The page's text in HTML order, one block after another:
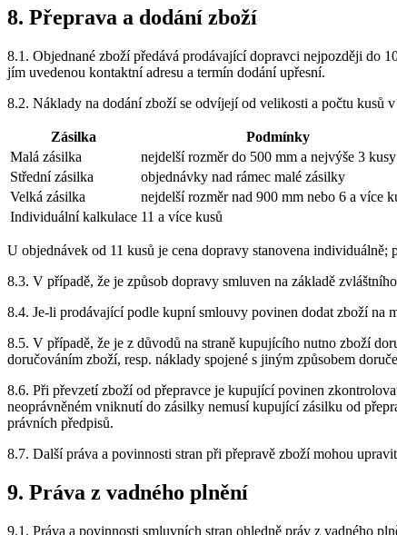
8. Přeprava a dodání zboží
8.1. Objednané zboží předává prodávající dopravci nejpozději do
jím uvedenou kontaktní adresu a termín dodání upřesní.
8.2. Náklady na dodání zboží se odvíjejí od velikosti a počtu kusů
Zásilka Podmínky
Malá zásilka
nejdelší rozměr do 500 mm a nejvýše 3 kusy
Střední zásilka
objednávky nad rámec malé zásilky
Velká zásilka
nejdelší rozměr nad 900 mm nebo 6 a více
Individuální kalkulace 11 a více kusů
U objednávek od 11 kusů je cena dopravy stanovena
8.3. V případě, že je způsob dopravy smluven na základě
8.4. Je-li prodávající podle kupní smlouvy povinen dodat zboží
8.5. V případě, že je z důvodů na straně kupujícího nutno zboží
doručováním zboží, resp. náklady spojené s jiným způsobem
8.6. Při převzetí zboží od přepravce je kupující povinen
neoprávněném vniknutí do zásilky nemusí kupující zásilku od
právních předpisů.
8.7. Další práva a povinnosti stran při přepravě zboží mohou
9. Práva z vadného plnění
9.1. Práva a povinnosti smluvních stran ohledně práv z vadného